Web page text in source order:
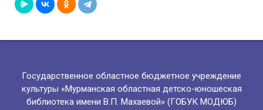
Государственное областное бюджетное учреждение
культуры «Мурманская областная детско-юношеская
библиотека имени В.П. Махаевой» (ГОБУК МОДЮБ)